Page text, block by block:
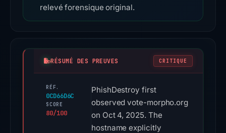
relevé forensique original.
RÉSUMÉ DES PREUVES CRITIQUE
RÉF.
0CD66D6C
SCORE
80/100
PhishDestroy first
observed vote-morpho.org
on Oct 4, 2025. The
hostname explicitly